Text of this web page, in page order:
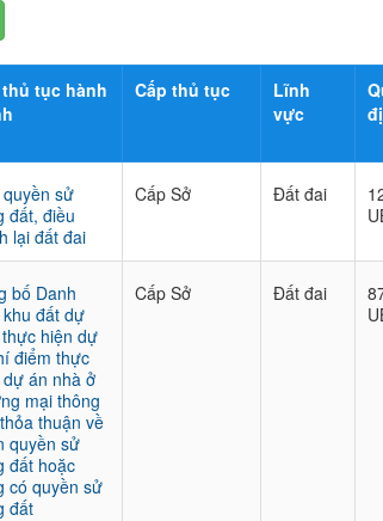
tục hành
Cấp thủ tục
Lĩnh
vực
sử
đất, điều
lại đất đai
Cấp Sở Đất đai
bố Danh
khu đất dự
hiện dự
điểm thực
dự án nhà ở
mại thông
thuận về
quyền sử
đất hoặc
có quyền sử
đất
Cấp Sở Đất đai